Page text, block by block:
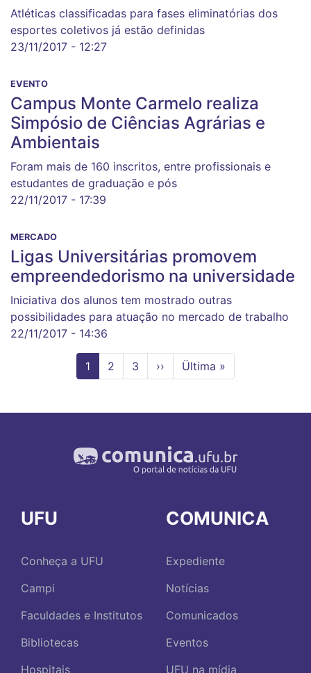
Atléticas classificadas para fases eliminatórias dos
esportes coletivos já estão definidas
23/11/2017 - 12:27
EVENTO
Campus Monte Carmelo realiza
Simpósio de Ciências Agrárias e
Ambientais
Foram mais de 160 inscritos, entre profissionais e
estudantes de graduação e pós
22/11/2017 - 17:39
MERCADO
Ligas Universitárias promovem
empreendedorismo na universidade
Iniciativa dos alunos tem mostrado outras
possibilidades para atuação no mercado de trabalho
22/11/2017 - 14:36
Página
atual
1 Page
2 Page
3
Próxima
página
››
Última
página
Ültima »
UFU
Conheça a UFU
Campi
Faculdades e Institutos
Bibliotecas
Hospitais
COMUNICA
Expediente
Notícias
Comunicados
Eventos
UFU na mídia